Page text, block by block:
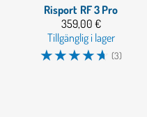
Risport RF 3 Pro
359,00 €
Tillgänglig i lager
☆☆☆☆☆ (3)